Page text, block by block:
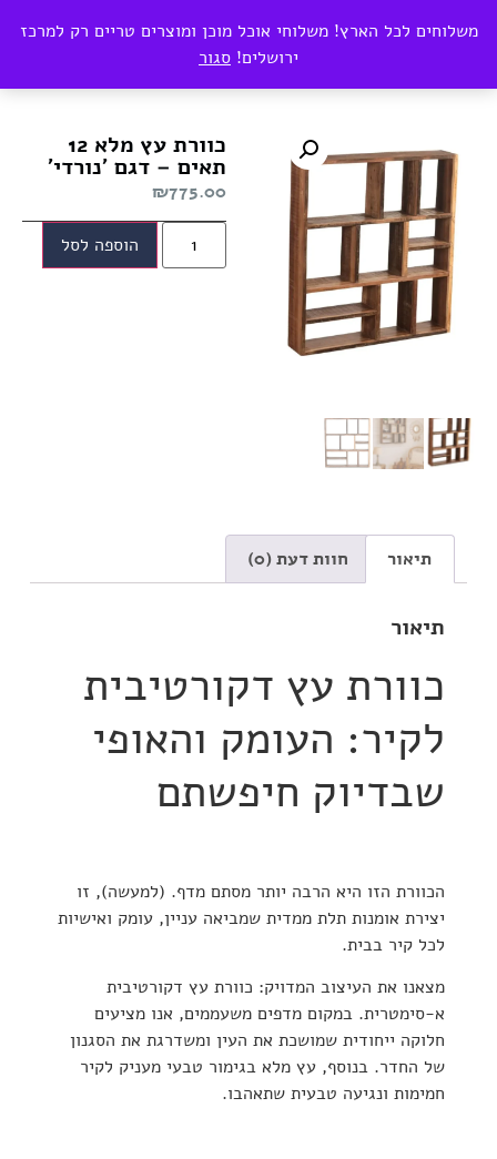
משלוחים לכל הארץ! משלוחי אוכל מוכן ומוצרים טריים רק למרכז
ירושלים! סגור
₪0.00
כוורת עץ מלא 12
תאים – דגם 'נורדי'
₪775.00
הוספה לסל
תיאור חוות דעת (0)
תיאור
כוורת עץ דקורטיבית
לקיר: העומק והאופי
שבדיוק חיפשתם
הכוורת הזו היא הרבה יותר מסתם מדף. (למעשה), זו
יצירת אומנות תלת ממדית שמביאה עניין, עומק ואישיות
לכל קיר בבית.
מצאנו את העיצוב המדויק: כוורת עץ דקורטיבית
א-סימטרית.במקום מדפים משעממים, אנו מציעים
חלוקה ייחודית שמושכת את העין ומשדרגת את הסגנון
של החדר.בנוסף, עץ מלא בגימור טבעימעניק לקיר
חמימות ונגיעה טבעית שתאהבו.